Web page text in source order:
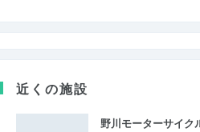
近くの施設
野川モーターサイク